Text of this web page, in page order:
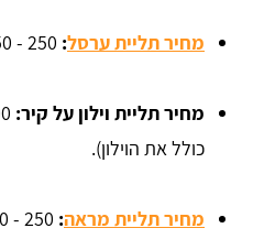
מחיר תליית ערסל: 250 - 350 ש"ח.
מחיר תליית וילון על קיר:
כולל את הוילון).
מחיר תליית מראה: 250 - 350 ש"ח.